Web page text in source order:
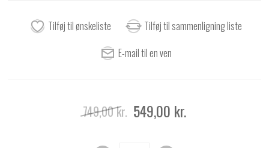
749,00 kr. 549,00 kr.